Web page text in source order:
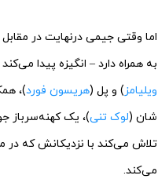
اما وقتی جیمی درنهایت در
به همراه دارد – انگیزه پیدا
ویلیامز) و پل (هریسون فورد)،
‌شان (لوک تنی)، یک کهنه‌سرباز
تلاش می‌کند با نزدیکانش که در
می‌کند.